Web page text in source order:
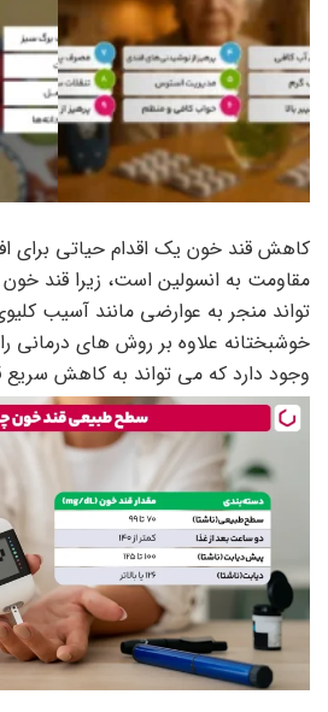
کاهش قند خون یک اقدام حیاتی برای
مقاومت به انسولین است، زیرا قند
تواند منجر به عوارضی مانند آسیب
خوشبختانه علاوه بر روش های درمانی
وجود دارد که می تواند به کاهش